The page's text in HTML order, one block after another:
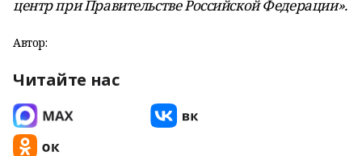
центр при Правительстве Российской Федерации».
Автор:
Читайте нас